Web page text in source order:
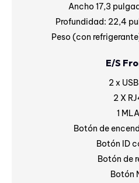
Ancho 17,3
Profundidad: 22,4
Peso (con
E/S
2 x
2 X
1
Botón de
Botón ID
Botón de
Botón